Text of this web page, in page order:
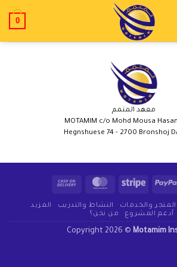
0
معهد المتمم
MOTAMIM c/o Mohd Mousa
Hegnshuese 74 - 2700 Bronshoj
المتجر والخدمات النشاط والتدريب
المزيد
أدعم المشروع
من نحن؟
Copyright 2026 © Motamim